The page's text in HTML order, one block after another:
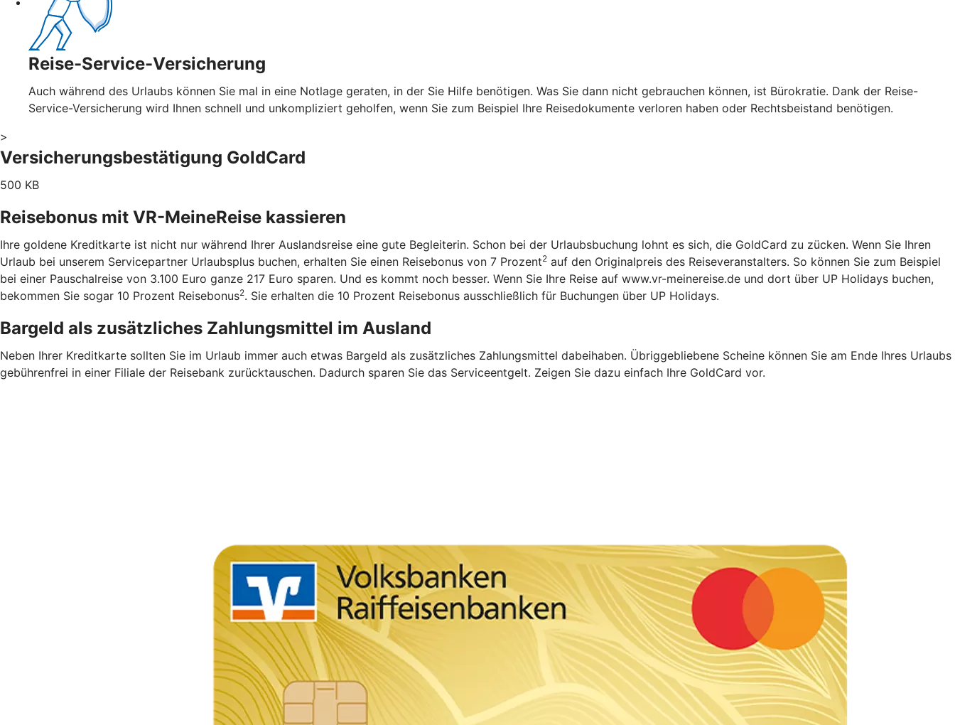
Reise-Service-Versicherung
Auch während des Urlaubs können Sie mal in eine Notlage geraten, in der Sie Hilfe benötigen. Was Sie dann nicht gebrauchen können, ist Bürokratie. Dank der Reise-
Service-Versicherung wird Ihnen schnell und unkompliziert geholfen, wenn Sie zum Beispiel Ihre Reisedokumente verloren haben oder Rechtsbeistand benötigen.
>
Versicherungsbestätigung GoldCard
500 KB
Reisebonus mit VR-MeineReise kassieren
Ihre goldene Kreditkarte ist nicht nur während Ihrer Auslandsreise eine gute Begleiterin. Schon bei der Urlaubsbuchung lohnt es sich, die GoldCard zu zücken. Wenn Sie Ihren
Urlaub bei unserem Servicepartner Urlaubsplus buchen, erhalten Sie einen Reisebonus von 7 Prozent2 auf den Originalpreis des Reiseveranstalters. So können Sie zum Beispiel
bei einer Pauschalreise von 3.100 Euro ganze 217 Euro sparen. Und es kommt noch besser. Wenn Sie Ihre Reise auf www.vr-meinereise.de und dort über UP Holidays buchen,
bekommen Sie sogar 10 Prozent Reisebonus2. Sie erhalten die 10 Prozent Reisebonus ausschließlich für Buchungen über UP Holidays.
Bargeld als zusätzliches Zahlungsmittel im Ausland
Neben Ihrer Kreditkarte sollten Sie im Urlaub immer auch etwas Bargeld als zusätzliches Zahlungsmittel dabeihaben. Übriggebliebene Scheine können Sie am Ende Ihres Urlaubs
gebührenfrei in einer Filiale der Reisebank zurücktauschen. Dadurch sparen Sie das Serviceentgelt. Zeigen Sie dazu einfach Ihre GoldCard vor.